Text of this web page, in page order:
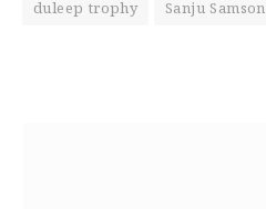
duleep trophy Sanju Samson